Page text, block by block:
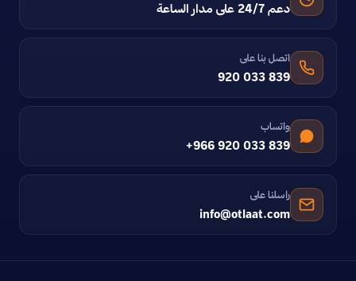
دعم 24/7 على مدار الساعة
اتصل بنا على
920 033 839
واتساب
+966 920 033 839
راسلنا على
info@otlaat.com